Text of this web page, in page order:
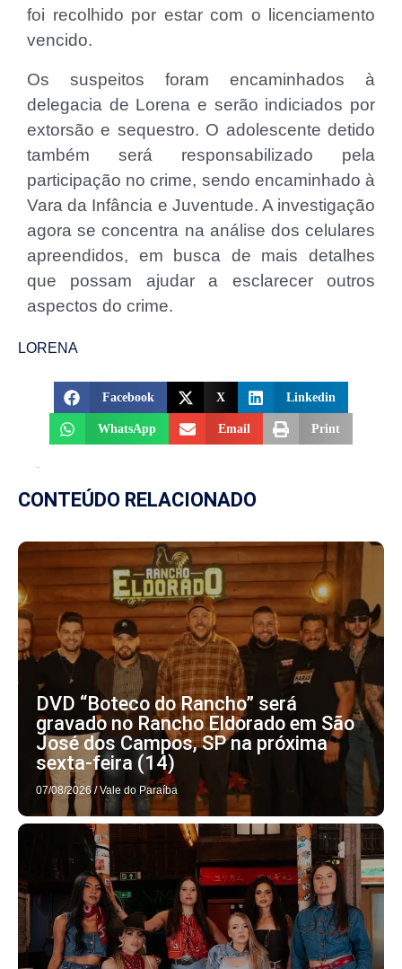
foi recolhido por estar com o licenciamento
vencido.
Os suspeitos foram encaminhados à
delegacia de Lorena e serão indiciados por
extorsão e sequestro. O adolescente detido
também será responsabilizado pela
participação no crime, sendo encaminhado à
Vara da Infância e Juventude. A investigação
agora se concentra na análise dos celulares
apreendidos, em busca de mais detalhes
que possam ajudar a esclarecer outros
aspectos do crime.
LORENA
Facebook X Linkedin
WhatsApp Email Print
CONTEÚDO RELACIONADO
DVD “Boteco do Rancho” será
gravado no Rancho Eldorado em São
José dos Campos, SP na próxima
sexta-feira (14)
07/08/2026 / Vale do Paraíba